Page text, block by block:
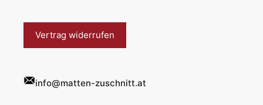
Vertrag widerrufen
info@matten-zuschnitt.at